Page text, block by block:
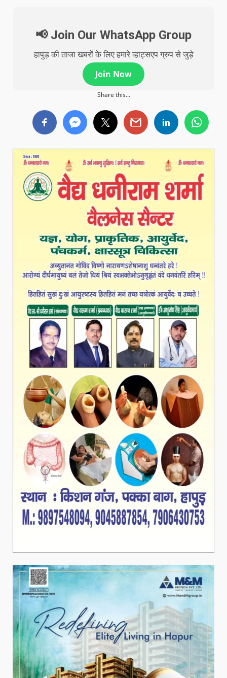
📢 Join Our WhatsApp Group
हापुड़ की ताजा खबरों के लिए हमारे व्हाट्सएप ग्रुप से जुड़े
Join Now
Share this...